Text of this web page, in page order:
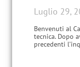
Luglio 29,
Benvenuti al
tecnica. Dopo
precedenti